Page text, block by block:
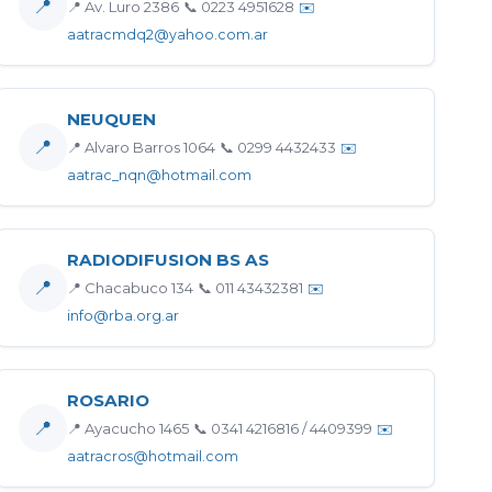
📍 📍 Av. Luro 2386 📞 0223 4951628 ✉️
aatracmdq2@yahoo.com.ar
📍
NEUQUEN
📍 Alvaro Barros 1064 📞 0299 4432433 ✉️
aatrac_nqn@hotmail.com
📍
RADIODIFUSION BS AS
📍 Chacabuco 134 📞 011 43432381 ✉️
info@rba.org.ar
📍
ROSARIO
📍 Ayacucho 1465 📞 0341 4216816 / 4409399 ✉️
aatracros@hotmail.com